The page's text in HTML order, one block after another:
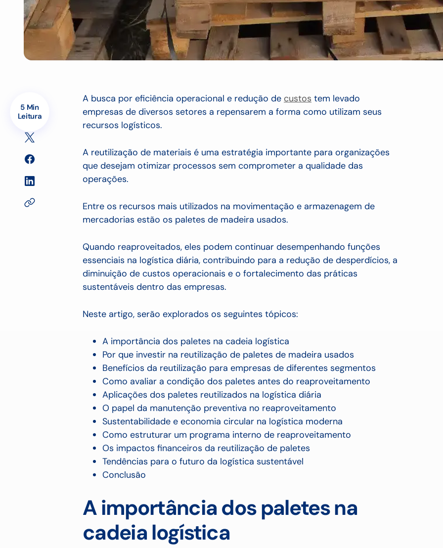
5 Min
Leitura
A busca por eficiência operacional e redução de custos tem levado
empresas de diversos setores a repensarem a forma como utilizam seus
recursos logísticos.
A reutilização de materiais é uma estratégia importante para organizações
que desejam otimizar processos sem comprometer a qualidade das
operações.
Entre os recursos mais utilizados na movimentação e armazenagem de
mercadorias estão os paletes de madeira usados.
Quando reaproveitados, eles podem continuar desempenhando funções
essenciais na logística diária, contribuindo para a redução de desperdícios, a
diminuição de custos operacionais e o fortalecimento das práticas
sustentáveis dentro das empresas.
Neste artigo, serão explorados os seguintes tópicos:
A importância dos paletes na cadeia logística
Por que investir na reutilização de paletes de madeira usados
Benefícios da reutilização para empresas de diferentes segmentos
Como avaliar a condição dos paletes antes do reaproveitamento
Aplicações dos paletes reutilizados na logística diária
O papel da manutenção preventiva no reaproveitamento
Sustentabilidade e economia circular na logística moderna
Como estruturar um programa interno de reaproveitamento
Os impactos financeiros da reutilização de paletes
Tendências para o futuro da logística sustentável
Conclusão
A importância dos paletes na
cadeia logística